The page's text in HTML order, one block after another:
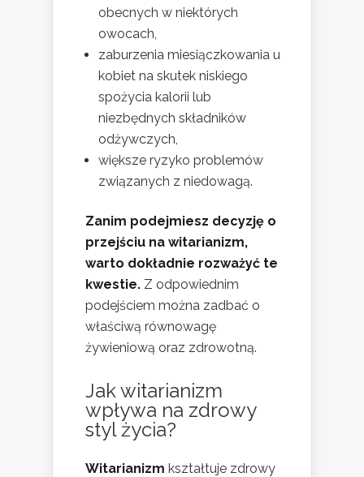
obecnych w niektórych
owocach,
zaburzenia miesiączkowania u
kobiet na skutek niskiego
spożycia kalorii lub
niezbędnych składników
odżywczych,
większe ryzyko problemów
związanych z niedowagą.
Zanim podejmiesz decyzję o
przejściu na witarianizm,
warto dokładnie rozważyć te
kwestie. Z odpowiednim
podejściem można zadbać o
właściwą równowagę
żywieniową oraz zdrowotną.
Jak witarianizm
wpływa na zdrowy
styl życia?
Witarianizm kształtuje zdrowy